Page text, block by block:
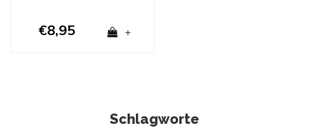
€8,95 +
Schlagworte